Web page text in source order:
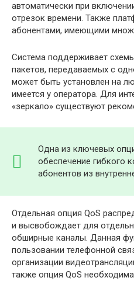
автоматически при
отрезок времени. Также
абонентами, имеющими
Система поддерживает
пакетов, передаваемых с
может быть установлен на
имеется у оператора. Для
«зеркало» существуют
Одна из ключевых
обеспечение гибкого
абонентов из
Отдельная опция QoS
и высвобождает для
обширные каналы. Данная
пользовании телефонной
организации
также опция QoS